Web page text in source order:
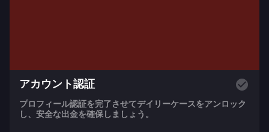
アカウント認証
プロフィール認証を完了させてデイリーケースをアンロック
し、安全な出金を確保しましょう。